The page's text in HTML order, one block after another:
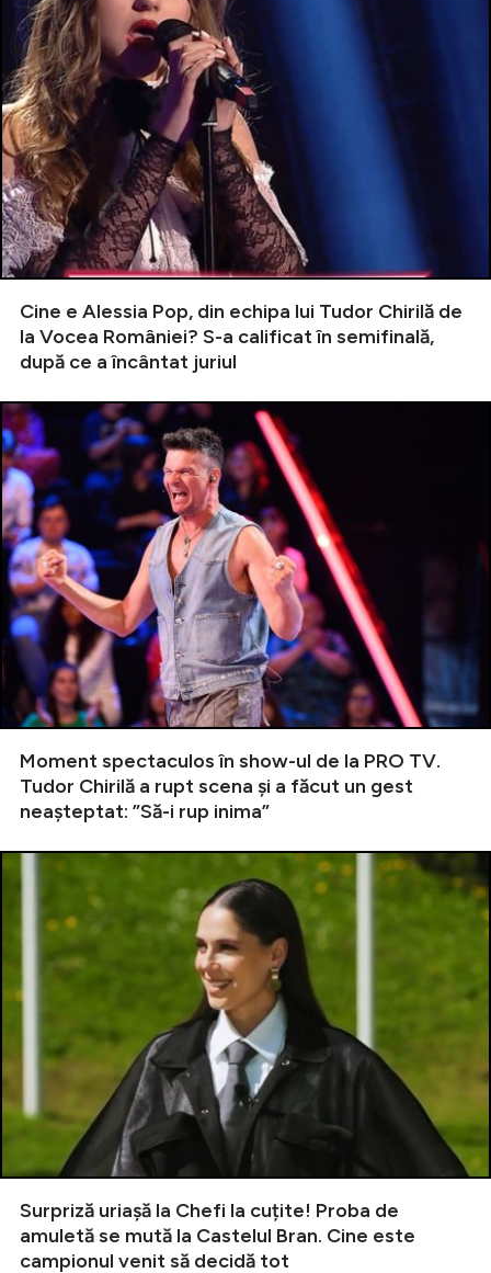
Cine e Alessia Pop, din echipa lui Tudor Chirilă de
la Vocea României? S-a calificat în semifinală,
după ce a încântat juriul
Moment spectaculos în show-ul de la PRO TV.
Tudor Chirilă a rupt scena și a făcut un gest
neașteptat: ”Să-i rup inima”
Surpriză uriașă la Chefi la cuțite! Proba de
amuletă se mută la Castelul Bran. Cine este
campionul venit să decidă tot